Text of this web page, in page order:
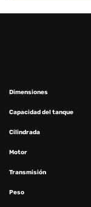
Dimensiones
Capacidad del tanque
Cilindrada
Motor
Transmisión
Peso